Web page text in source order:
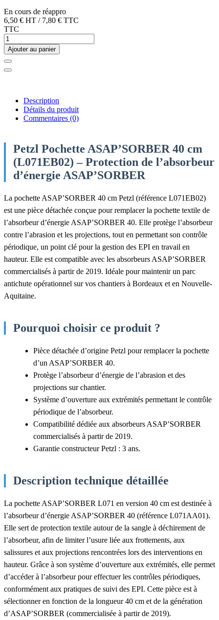
En cours de réappro
6,50 € HT / 7,80 € TTC
TTC
Ajouter au panier
Description
Détails du produit
Commentaires (0)
Petzl Pochette ASAP’SORBER 40 cm
(L071EB02) – Protection de l’absorbeur
d’énergie ASAP’SORBER
La pochette ASAP’SORBER 40 cm Petzl (référence L071EB02)
est une pièce détachée conçue pour remplacer la pochette textile de
l’absorbeur d’énergie ASAP’SORBER 40. Elle protège l’absorbeur
contre l’abrasion et les projections, tout en permettant son contrôle
périodique, un point clé pour la gestion des EPI en travail en
hauteur. Elle est compatible avec les absorbeurs ASAP’SORBER
commercialisés à partir de 2019. Idéale pour maintenir un parc
antichute opérationnel sur vos chantiers à Bordeaux et en Nouvelle-
Aquitaine.
Pourquoi choisir ce produit ?
Pièce détachée d’origine Petzl pour remplacer la pochette
d’un ASAP’SORBER 40.
Protège l’absorbeur d’énergie de l’abrasion et des
projections sur chantier.
Système d’ouverture aux extrémités permettant le contrôle
périodique de l’absorbeur.
Compatibilité dédiée aux absorbeurs ASAP’SORBER
commercialisés à partir de 2019.
Garantie constructeur Petzl : 3 ans.
Description technique détaillée
La pochette ASAP’SORBER L071 en version 40 cm est destinée à
l’absorbeur d’énergie ASAP’SORBER 40 (référence L071AA01).
Elle sert de protection textile autour de la sangle à déchirement de
l’absorbeur, afin de limiter l’usure liée aux frottements, aux
salissures et aux projections rencontrées lors des interventions en
hauteur. Grâce à son système d’ouverture aux extrémités, elle permet
d’accéder à l’absorbeur pour effectuer les contrôles périodiques,
conformément aux pratiques de suivi des EPI. Cette pièce est à
sélectionner en fonction de la longueur 40 cm et de la génération
d’ASAP’SORBER (commercialisée à partir de 2019).